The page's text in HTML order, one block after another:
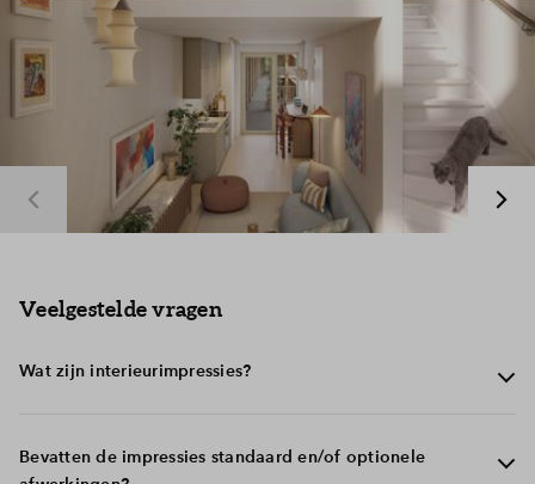
Veelgestelde vragen
Wat zijn interieurimpressies?
realistisch beeld geven van hoe de binnenkant van de
Bevatten de impressies standaard en/of optionele